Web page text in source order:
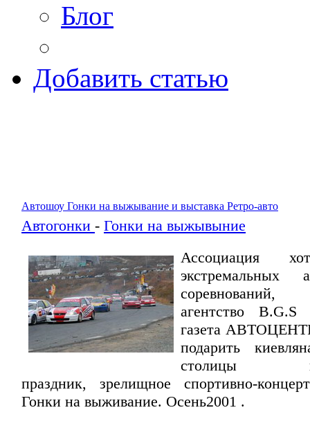
Блог
Добавить статью
Автошоу Гонки на выжывание и выставка Ретро-авто
Автогонки - Гонки на выжывыние
Ассоциация
экстремальных
агентство
газета
подарить
столицы
праздник, зрелищное спортивно-
Гонки на выживание. Осень2001 .